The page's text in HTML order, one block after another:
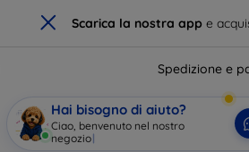
× Scarica la nostra appe
Spedizione e
Hai bisogno di aiuto?
Ciao, benvenut|